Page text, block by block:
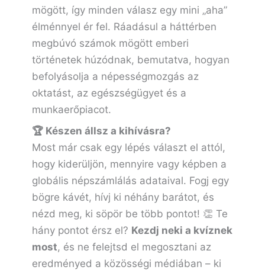
mögött, így minden válasz egy mini „aha”
élménnyel ér fel. Ráadásul a háttérben
megbúvó számok mögött emberi
történetek húzódnak, bemutatva, hogyan
befolyásolja a népességmozgás az
oktatást, az egészségügyet és a
munkaerőpiacot.
🏆 Készen állsz a kihívásra?
Most már csak egy lépés választ el attól,
hogy kiderüljön, mennyire vagy képben a
globális népszámlálás adataival. Fogj egy
bögre kávét, hívj ki néhány barátot, és
nézd meg, ki söpör be több pontot! 👏 Te
hány pontot érsz el? Kezdj neki a kvíznek
most, és ne felejtsd el megosztani az
eredményed a közösségi médiában – ki